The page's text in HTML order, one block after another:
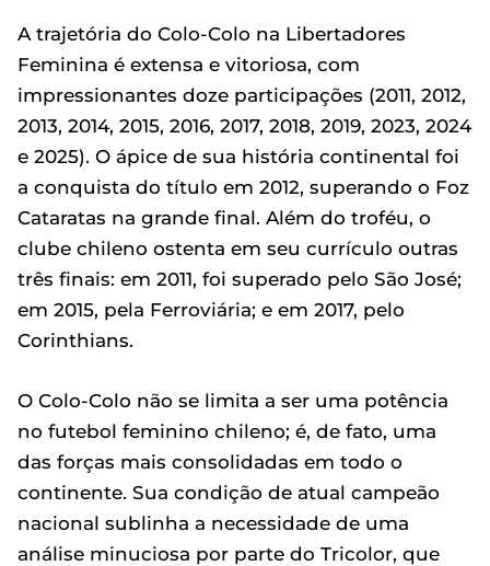
A trajetória do Colo-Colo na Libertadores
Feminina é extensa e vitoriosa, com
impressionantes doze participações (2011, 2012,
2013, 2014, 2015, 2016, 2017, 2018, 2019, 2023, 2024
e 2025). O ápice de sua história continental foi
a conquista do título em 2012, superando o Foz
Cataratas na grande final. Além do troféu, o
clube chileno ostenta em seu currículo outras
três finais: em 2011, foi superado pelo São José;
em 2015, pela Ferroviária; e em 2017, pelo
Corinthians.
O Colo-Colo não se limita a ser uma potência
no futebol feminino chileno; é, de fato, uma
das forças mais consolidadas em todo o
continente. Sua condição de atual campeão
nacional sublinha a necessidade de uma
análise minuciosa por parte do Tricolor, que